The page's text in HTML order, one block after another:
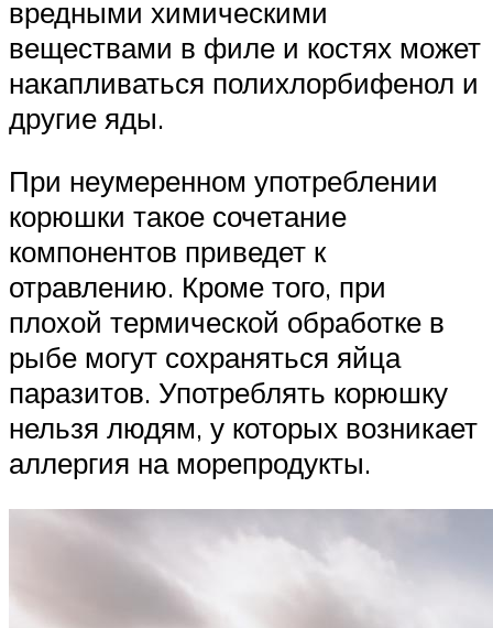
вредными химическими
веществами в филе и костях может
накапливаться полихлорбифенол и
другие яды.
При неумеренном употреблении
корюшки такое сочетание
компонентов приведет к
отравлению. Кроме того, при
плохой термической обработке в
рыбе могут сохраняться яйца
паразитов. Употреблять корюшку
нельзя людям, у которых возникает
аллергия на морепродукты.